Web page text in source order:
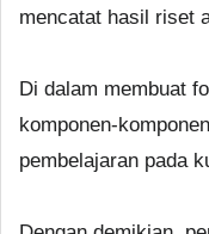
mencatat hasil riset
Di dalam membuat
komponen-
pembelajaran pada